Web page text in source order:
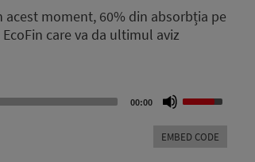
acest moment, 60% din absorbția pe
care va da ultimul aviz
00:00
Up/Down
keys
EMBED CODE